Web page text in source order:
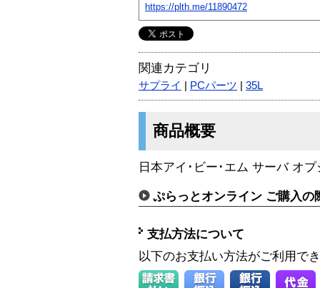
https://plth.me/11890472
関連カテゴリ
サプライ PCパーツ 35L
商品概要
日本アイ･ビー･エム サーバ オプ
ぷらっとオンライン ご購入の
支払方法について
以下のお支払い方法がご利用で